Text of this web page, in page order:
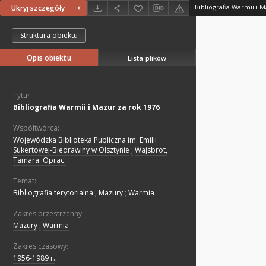
Ukryj szczegóły Bibliografia Warmii i
Struktura obiektu
Opis obiektu Lista plików
Tytuł:
Bibliografia Warmii i Mazur za rok 1976
Współtwórca:
Wojewódzka Biblioteka Publiczna im. Emilii
Sukertowej-Biedrawiny w Olsztynie ; Wajsbrot,
Tamara. Oprac.
Temat:
Bibliografia terytorialna ; Mazury ; Warmia
Zakres przestrzenny:
Mazury ; Warmia
Zakres czasowy:
1956-1989 r.